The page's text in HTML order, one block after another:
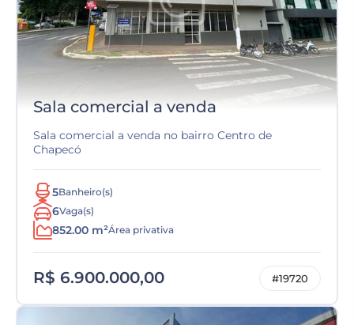
Sala comercial a venda
Sala comercial a venda no bairro Centro de
Chapecó
5Banheiro(s)
6Vaga(s)
852.00 m²Área privativa
R$ 6.900.000,00 #19720